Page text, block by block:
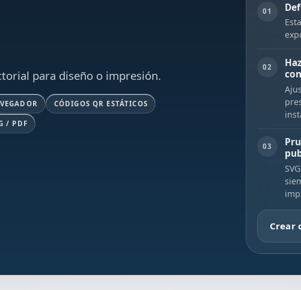
para diseño o impresión.
CÓDIGOS QR ESTÁTICOS
/ PDF
01
02
03
Crear